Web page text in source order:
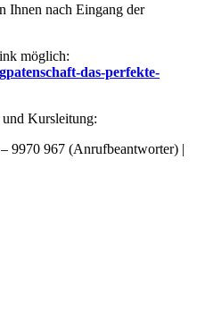
Ihnen nach Eingang der
möglich:
das-perfekte-
Kursleitung:
9970 967 (Anrufbeantworter) |